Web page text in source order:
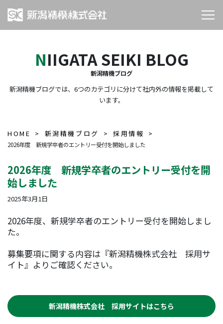
NIIGATA SEIKI BLOG
新潟精機ブログ
新潟精機ブログでは、6つのカテゴリに分けて社内外の情報を掲載して
います。
HOME 新潟精機ブログ 採用情報
2026年度 新規学卒者のエントリー受付を開始しました
2026年度 新規学卒者のエントリー受付を開
始しました
2025年3月1日
2026年度、新規学卒者のエントリー受付を開始しまし
た。
募集要項に関する内容は『新潟精機株式会社 採用サ
イト』よりご確認ください。
新潟精機株式会社 採用サイトはこちら